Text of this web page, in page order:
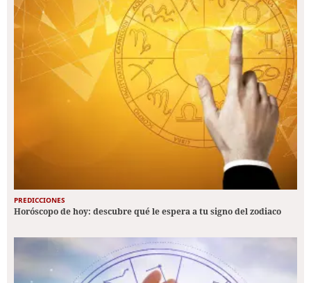
PREDICCIONES
Horóscopo de hoy: descubre qué le espera a tu signo del zodiaco